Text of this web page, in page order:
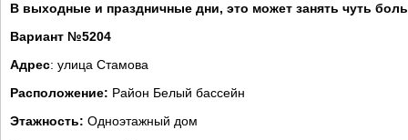
В выходные и праздничные дни, это может занять чуть
Вариант №5204
Адрес: улица Стамова
Расположение: Район Белый бассейн
Этажность: Одноэтажный дом